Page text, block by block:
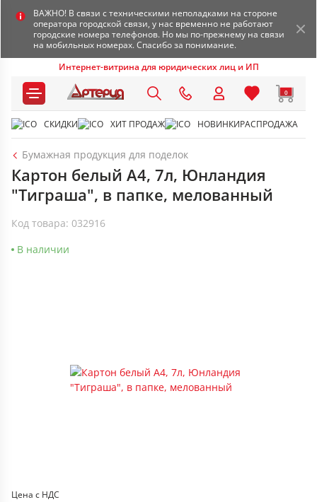
ВАЖНО! В связи с техническими неполадками на стороне
оператора городской связи, у нас временно не работают
городские номера телефонов. Но мы по-прежнему на связи
на мобильных номерах. Спасибо за понимание.
Интернет-витрина для юридических лиц и ИП
0
СКИДКИ ХИТ ПРОДАЖ НОВИНКИРАСПРОДАЖА
Бумажная продукция для поделок
Картон белый A4, 7л, Юнландия
"Тиграша", в папке, мелованный
Код товара: 032916
В наличии
Цена с НДС